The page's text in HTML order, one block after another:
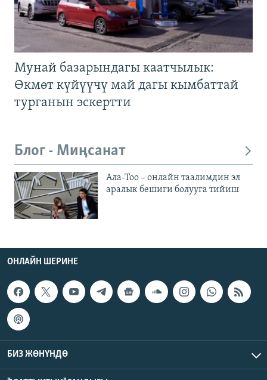
Мунай базарындагы каатчылык:
Өкмөт күйүүчү май дагы кымбаттай
турганын эскертти
Блог - Миңсанат
Ала-Тоо – онлайн таалимдин эл
аралык бешиги болууга тийиш
ОНЛАЙН ШЕРИНЕ
БИЗ ЖӨНҮНДӨ